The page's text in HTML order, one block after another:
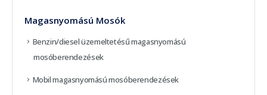
Magasnyomású Mosók
Benzin/diesel üzemeltetésű magasnyomású
mosóberendezések
Mobil magasnyomású mosóberendezések